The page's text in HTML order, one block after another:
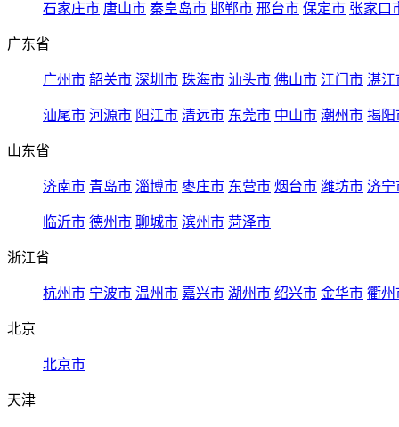
石家庄市 唐山市 秦皇岛市 邯郸市 邢台市 保定市 张家口
广东省
广州市 韶关市 深圳市 珠海市 汕头市 佛山市 江门市 湛江
汕尾市 河源市 阳江市 清远市 东莞市 中山市 潮州市 揭阳
山东省
济南市 青岛市 淄博市 枣庄市 东营市 烟台市 潍坊市 济宁
临沂市 德州市 聊城市 滨州市 菏泽市
浙江省
杭州市 宁波市 温州市 嘉兴市 湖州市 绍兴市 金华市 衢州
北京
北京市
天津